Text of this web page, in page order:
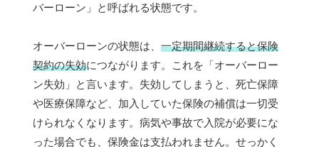
バーローン」と呼ばれる状態です。
オーバーローンの状態は、 一定期間継続すると保険
契約の失効につながります。これを「オーバーロー
ン失効」と言います。失効してしまうと、死亡保障
や医療保障など、加入していた保険の補償は一切受
けられなくなります。病気や事故で入院が必要にな
った場合でも、保険金は支払われません。せっかく